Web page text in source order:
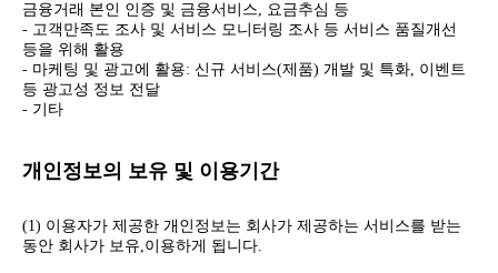
금융거래 본인 인증 및 금융서비스, 요금추심 등
- 고객만족도 조사 및 서비스 모니터링 조사 등 서비스 품질개선
등을 위해 활용
- 마케팅 및 광고에 활용: 신규 서비스(제품) 개발 및 특화, 이벤트
등 광고성 정보 전달
- 기타
개인정보의 보유 및 이용기간
(1) 이용자가 제공한 개인정보는 회사가 제공하는 서비스를 받는
동안 회사가 보유,이용하게 됩니다.